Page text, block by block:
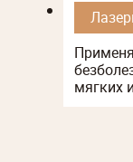
мягких